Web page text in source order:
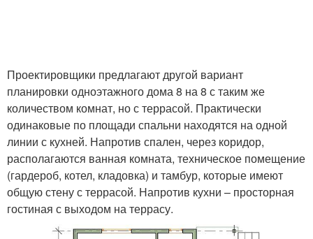
Проектировщики предлагают другой вариант
планировки одноэтажного дома 8 на 8 с таким же
количеством комнат, но с террасой. Практически
одинаковые по площади спальни находятся на одной
линии с кухней. Напротив спален, через коридор,
располагаются ванная комната, техническое помещение
(гардероб, котел, кладовка) и тамбур, которые имеют
общую стену с террасой. Напротив кухни – просторная
гостиная с выходом на террасу.